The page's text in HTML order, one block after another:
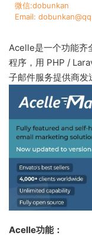
微信:dobunkan
Email:
Acelle是一个功能齐
程序，用 PHP /
子邮件服务提供商发
Acelle功能：